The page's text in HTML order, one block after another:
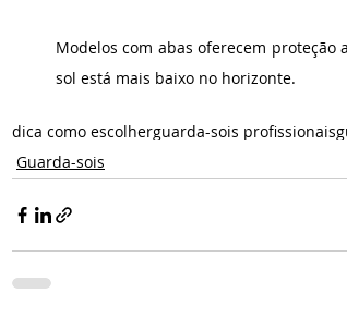
Modelos com abas oferecem
sol está mais baixo no horizonte.
dica como escolherguarda-sois profissionais
Guarda-sois